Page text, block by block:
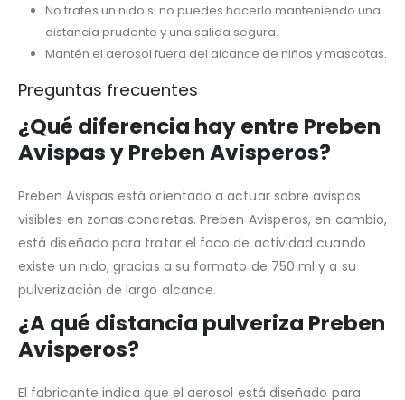
No trates un nido si no puedes hacerlo manteniendo una
distancia prudente y una salida segura.
Mantén el aerosol fuera del alcance de niños y mascotas.
Preguntas frecuentes
¿Qué diferencia hay entre Preben
Avispas y Preben Avisperos?
Preben Avispas está orientado a actuar sobre avispas
visibles en zonas concretas. Preben Avisperos, en cambio,
está diseñado para tratar el foco de actividad cuando
existe un nido, gracias a su formato de 750 ml y a su
pulverización de largo alcance.
¿A qué distancia pulveriza Preben
Avisperos?
El fabricante indica que el aerosol está diseñado para